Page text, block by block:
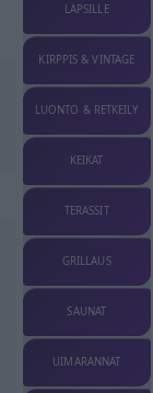
LAPSILLE
KIRPPIS & VINTAGE
LUONTO & RETKEILY
KEIKAT
TERASSIT
GRILLAUS
SAUNAT
UIMARANNAT